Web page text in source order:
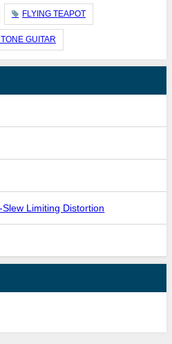
FLYING TEAPOT
GUITAR
Limiting Distortion